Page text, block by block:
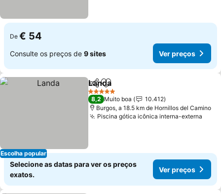
De € 54
Consulte os preços de 9 sites Ver preços
Escolha popular
PartilharAdicionar aos favoritos
Landa
5 Estrelas
8,2 Muito boa
10.412
Burgos, a 18.5 km de Hornillos del Camino
Piscina gótica icônica interna-externa
Selecione as datas para ver os preços
exatos.
Ver preços